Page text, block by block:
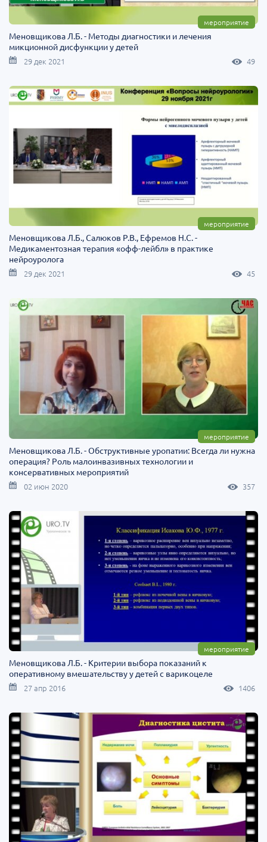
мероприятие
Меновщикова Л.Б. - Методы диагностики и лечения
микционной дисфункции у детей
29 дек 2021 49
мероприятие
Меновщикова Л.Б., Салюков Р.В., Ефремов Н.С. -
Медикаментозная терапия «офф-лейбл» в практике
нейроуролога
29 дек 2021 45
мероприятие
Меновщикова Л.Б. - Обструктивные уропатии: Всегда ли нужна
операция? Роль малоинвазивных технологии и
консервативных мероприятий
02 июн 2020 357
мероприятие
Меновщикова Л.Б. - Критерии выбора показаний к
оперативному вмешательству у детей с варикоцеле
27 апр 2016 1406